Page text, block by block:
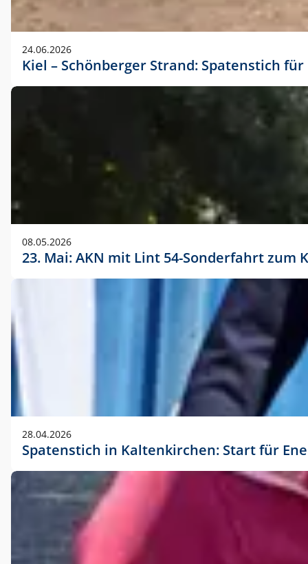
24.06.2026
Kiel – Schönberger Strand: Spatenstich
08.05.2026
23. Mai: AKN mit Lint 54-Sonderfahrt
28.04.2026
Spatenstich in Kaltenkirchen: Start für